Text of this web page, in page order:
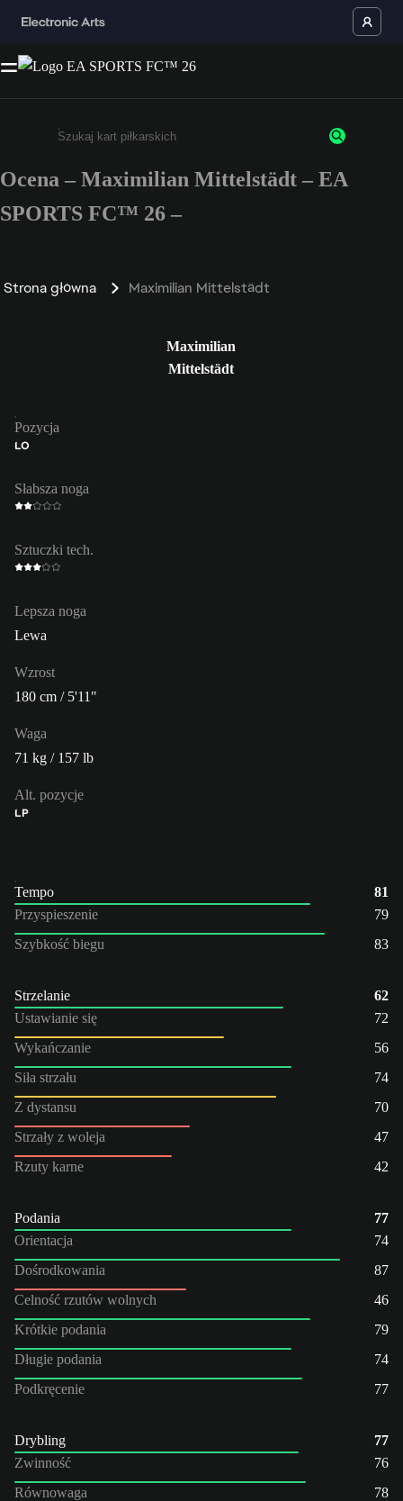
Wpisz co najmniej 3 znaki lub cyfry.
Ocena – Maximilian Mittelstädt – EA
SPORTS FC™ 26 –
Strona główna Maximilian Mittelstädt
Maximilian
Mittelstädt
Pozycja
LO
Słabsza noga
Sztuczki tech.
Lepsza noga
Lewa
Wzrost
180 cm / 5'11"
Waga
71 kg / 157 lb
Alt. pozycje
LP
Tempo
81
Przyspieszenie
79
Szybkość biegu
83
Strzelanie
62
Ustawianie się
72
Wykańczanie
56
Siła strzału
74
Z dystansu
70
Strzały z woleja
47
Rzuty karne
42
Podania
77
Orientacja
74
Dośrodkowania
87
Celność rzutów wolnych
46
Krótkie podania
79
Długie podania
74
Podkręcenie
77
Drybling
77
Zwinność
76
Równowaga
78